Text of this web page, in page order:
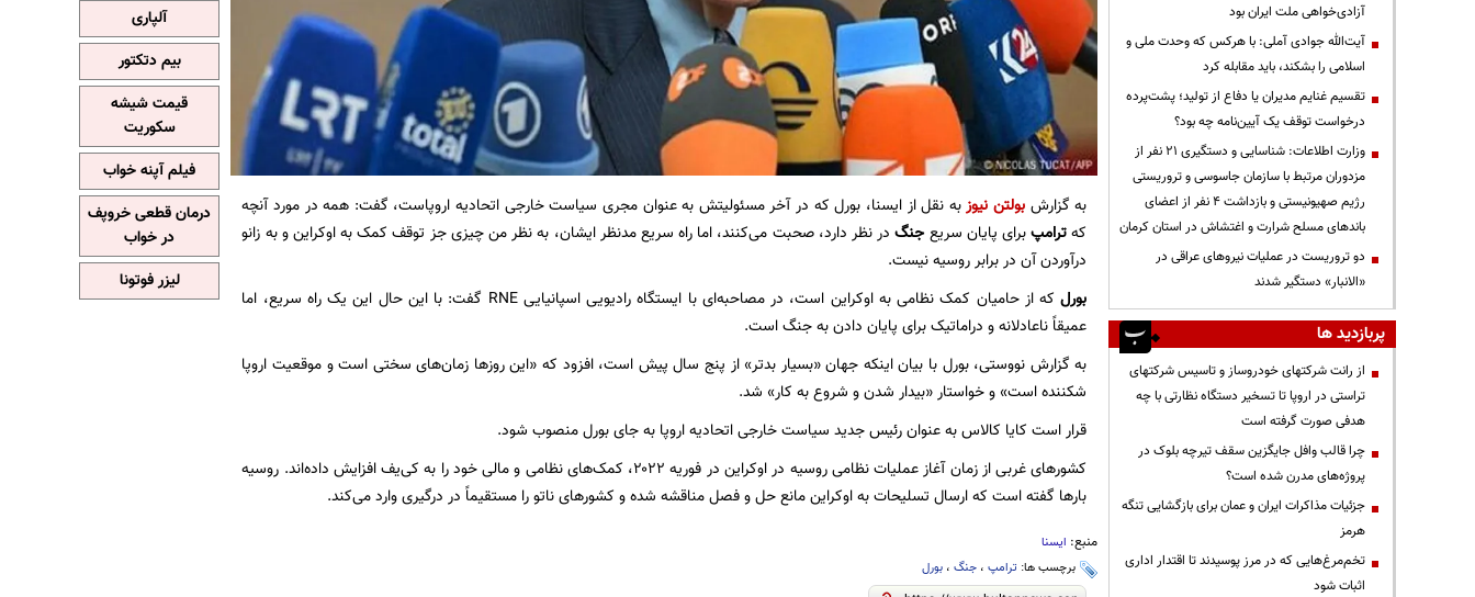
به گزارش بولتن نیوزبه نقل از ایسنا، بورل که در آخر مسئولیتش به عنوان مجری سیاست خارجی اتحادیه اروپاست، گفت: همه در مورد آنچه
کهترامپبرای پایان سریعجنگ در نظر دارد، صحبت می‌کنند، اما راه سریع مدنظر ایشان، به نظر من چیزی جز توقف کمک به اوکراین و به زانو
درآوردن آن در برابر روسیه نیست.
بورل
که از حامیان کمک نظامی به اوکراین است، در مصاحبه‌ای با ایستگاه رادیویی اسپانیایی RNE گفت: با این حال این یک راه سریع، اما
عمیقاً ناعادلانه و دراماتیک برای پایان دادن به جنگ است.
به گزارش نووستی، بورل با بیان اینکه جهان «بسیار بدتر» از پنج سال پیش است، افزود که «این روزها زمان‌های سختی است و موقعیت اروپا
شکننده است» و خواستار «بیدار شدن و شروع به کار» شد.
قرار است کایا کالاس به عنوان رئیس جدید سیاست خارجی اتحادیه اروپا به جای بورل منصوب شود.
کشورهای غربی از زمان آغاز عملیات نظامی روسیه در اوکراین در فوریه ۲۰۲۲، کمک‌های نظامی و مالی خود را به کی‌یف افزایش داده‌اند. روسیه
بارها گفته است که ارسال تسلیحات به اوکراین مانع حل و فصل مناقشه شده و کشورهای ناتو را مستقیماً در درگیری وارد می‌کند.
منبع: ایسنا
برچسب ها: ترامپ، جنگ، بورل
آزادی‌خواهی ملت ایران بود
آیت‌الله جوادی آملی: با هرکس که وحدت ملی و
اسلامی را بشکند، باید مقابله کرد
تقسیم غنایم مدیران یا دفاع از تولید؛ پشت‌پرده
درخواست توقف یک آیین‌نامه چه بود؟
وزارت اطلاعات: شناسایی و دستگیری ۲۱ نفر از
مزدوران مرتبط با سازمان جاسوسی و تروریستی
رژیم صهیونیستی و بازداشت ۴ نفر از اعضای
باندهای مسلح شرارت و اغتشاش در استان کرمان
دو تروریست در عملیات نیروهای عراقی در
«الانبار» دستگیر شدند
پربازدید ها
از رانت‌ شرکتهای خودروساز و تاسیس شرکتهای
تراستی در اروپا تا تسخیر دستگاه نظارتی با چه
هدفی صورت گرفته است
چرا قالب وافل جایگزین سقف تیرچه بلوک در
پروژه‌های مدرن شده است؟
جزئیات مذاکرات ایران و عمان برای بازگشایی تنگه
هرمز
تخم‌مرغ‌هایی که در مرز پوسیدند تا اقتدار اداری
اثبات شود
آلپاری
بیم دتکتور
قیمت شیشه
سکوریت
فیلم آپنه خواب
درمان قطعی خروپف
در خواب
لیزر فوتونا